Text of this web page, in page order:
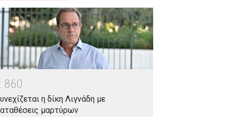
860
η δίκη Λιγνάδη με
μαρτύρων